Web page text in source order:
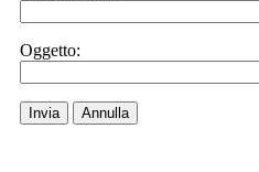
Oggetto:
Invia Annulla